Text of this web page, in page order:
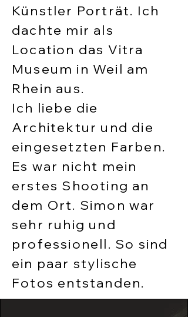
Künstler Porträt. Ich
dachte mir als
Location das Vitra
Museum in Weil am
Rhein aus.
Ich liebe die
Architektur und die
eingesetzten Farben.
Es war nicht mein
erstes Shooting an
dem Ort. Simon war
sehr ruhig und
professionell. So sind
ein paar stylische
Fotos entstanden.